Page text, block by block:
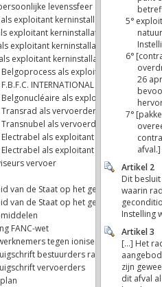
levenssfeer
exploitant kerninstallatie
exploitant kerninstallatie
exploitant kerninstallatie
exploitant kerninstallatie
Belgoprocess als exploitant
INTERNATIONAL als exploitant
Belgonucléaire als exploitant
Transrad als vervoerder
als vervoerder
Electrabel als exploitant kerninstallatie
Electrabel als exploitant kerninstallatie
vervoer
van de Staat op het gebied van de
van de Staat op het gebied van de
FANC-wet
tegen ioniserende stralingen
bestuurders radioactieve
vervoerders